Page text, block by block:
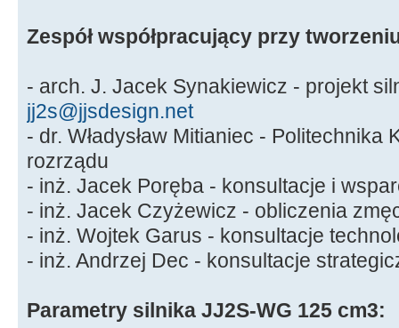
Zespół współpracujący przy
- arch. J. Jacek Synakiewicz - projekt
jj2s@jjsdesign.net
- dr. Władysław Mitianiec - Politechnika
rozrządu
- inż. Jacek Poręba - konsultacje i
- inż. Jacek Czyżewicz - obliczenia
- inż. Wojtek Garus - konsultacje
- inż. Andrzej Dec - konsultacje
Parametry silnika JJ2S-WG 125 cm3: